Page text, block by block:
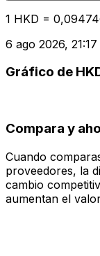
1 HKD =
6 ago 2026,
Gráfico de
Compara y
Cuando
proveedores, la
cambio
aumentan el